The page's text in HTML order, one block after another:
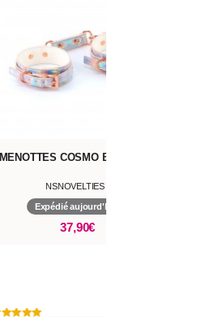
MENOTTES COSMO BONDAGE
NSNOVELTIES
Expédié aujourd'hui*
37,90€